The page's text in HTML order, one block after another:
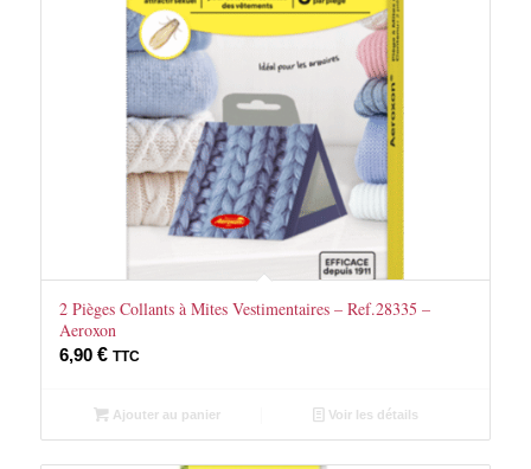
2 Pièges Collants à Mites Vestimentaires – Ref.28335 –
Aeroxon
6,90 € TTC
Ajouter au panier Voir les détails